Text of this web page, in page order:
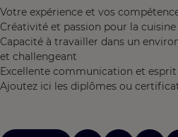
Votre expérience et vos
Créativité et passion pour la
Capacité à travailler dans un
et challengeant
Excellente communication et esprit
Ajoutez ici les diplômes ou